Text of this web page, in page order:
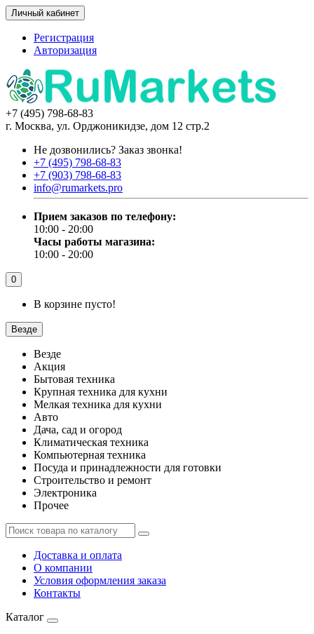
Личный кабинет
Регистрация
Авторизация
+7 (495) 798-68-83
г. Москва, ул. Орджоникидзе, дом 12 стр.2
Не дозвонились? Заказ звонка!
+7 (495) 798-68-83
+7 (903) 798-68-83
info@rumarkets.pro
Прием заказов по телефону:
10:00 - 20:00
Часы работы магазина:
10:00 - 20:00
0
В корзине пусто!
Везде
Везде
Акция
Бытовая техника
Крупная техника для кухни
Мелкая техника для кухни
Авто
Дача, сад и огород
Климатическая техника
Компьютерная техника
Посуда и принадлежности для готовки
Строительство и ремонт
Электроника
Прочее
Доставка и оплата
О компании
Условия оформления заказа
Контакты
Каталог